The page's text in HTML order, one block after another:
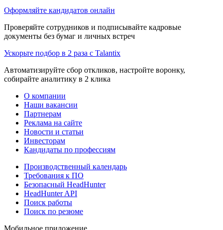
Оформляйте кандидатов онлайн
Проверяйте сотрудников и подписывайте кадровые
документы без бумаг и личных встреч
Ускорьте подбор в 2 раза с Talantix
Автоматизируйте сбор откликов, настройте воронку,
собирайте аналитику в 2 клика
О компании
Наши вакансии
Партнерам
Реклама на сайте
Новости и статьи
Инвесторам
Кандидаты по профессиям
Производственный календарь
Требования к ПО
Безопасный HeadHunter
HeadHunter API
Поиск работы
Поиск по резюме